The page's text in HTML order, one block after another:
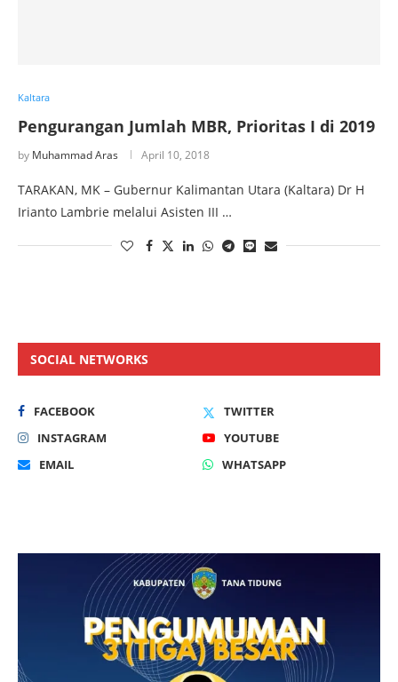
Kaltara
Pengurangan Jumlah MBR, Prioritas I di 2019
by Muhammad Aras April 10, 2018
TARAKAN, MK – Gubernur Kalimantan Utara (Kaltara) Dr H
Irianto Lambrie melalui Asisten III …
SOCIAL NETWORKS
FACEBOOK
TWITTER
INSTAGRAM
YOUTUBE
EMAIL
WHATSAPP